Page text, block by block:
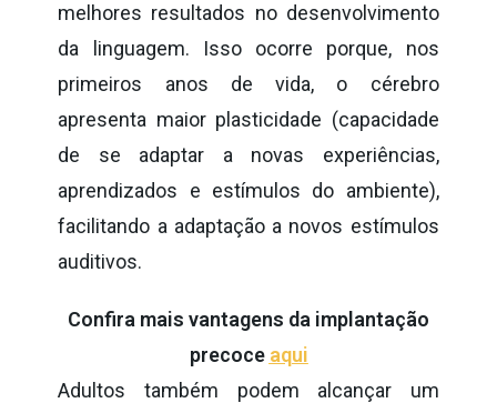
melhores resultados no desenvolvimento
da linguagem. Isso ocorre porque, nos
primeiros anos de vida, o cérebro
apresenta maior plasticidade (capacidade
de se adaptar a novas experiências,
aprendizados e estímulos do ambiente),
facilitando a adaptação a novos estímulos
auditivos.
Confira mais vantagens da implantação
precoce aqui
Adultos também podem alcançar um